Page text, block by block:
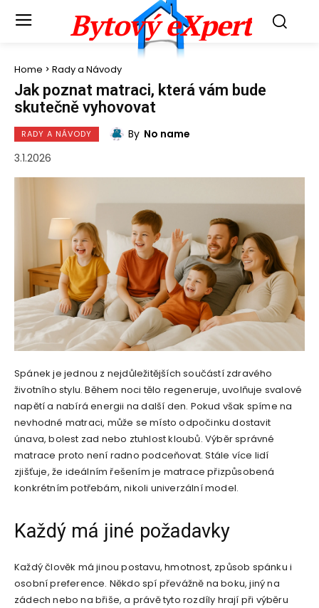
Bytový eXpert
Home Rady a Návody
Jak poznat matraci, která vám bude
skutečně vyhovovat
RADY A NÁVODY By No name
3.1.2026
Spánek je jednou z nejdůležitějších součástí zdravého
životního stylu. Během noci tělo regeneruje, uvolňuje svalové
napětí a nabírá energii na další den. Pokud však spíme na
nevhodné matraci, může se místo odpočinku dostavit
únava, bolest zad nebo ztuhlost kloubů. Výběr správné
matrace proto není radno podceňovat. Stále více lidí
zjišťuje, že ideálním řešením je matrace přizpůsobená
konkrétním potřebám, nikoli univerzální model.
Každý má jiné požadavky
Každý člověk má jinou postavu, hmotnost, způsob spánku i
osobní preference. Někdo spí převážně na boku, jiný na
zádech nebo na břiše, a právě tyto rozdíly hrají při výběru